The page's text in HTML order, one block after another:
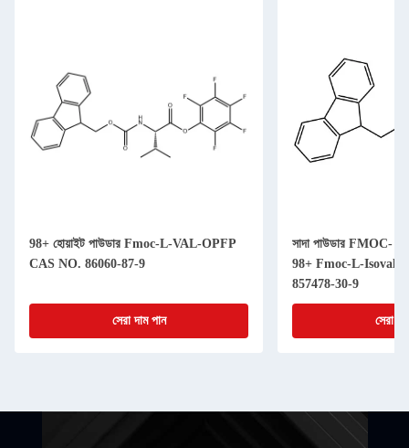
98+ হোয়াইট পাউডার Fmoc-L-VAL-OPFP
CAS NO. 86060-87-9
সেরা দাম পান
সাদা পাউডার FMOC-
98+ Fmoc-L-
857478-30-9
সেরা